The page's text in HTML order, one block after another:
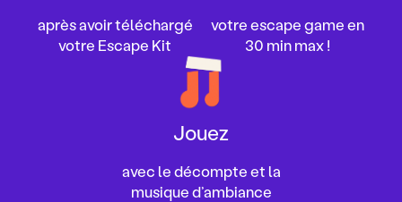
après avoir téléchargé
votre Escape Kit
votre escape game en
30 min max !
Jouez
avec le décompte et la
musique d’ambiance